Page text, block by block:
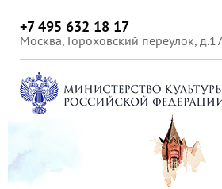
+7 495 632 18 17
Москва, Гороховский переулок, д.17